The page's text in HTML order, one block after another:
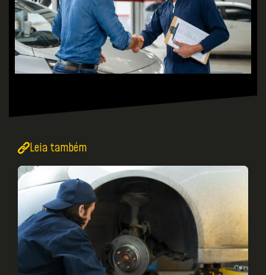
Leia também